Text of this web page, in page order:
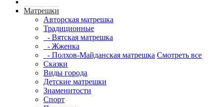
Матрешки
Авторская матрешка
Традиционные
- Вятская матрешка
- Жженка
- Полхов-Майданская матрешка Смотреть все
Сказки
Виды города
Детские матрешки
Знаменитости
Спорт